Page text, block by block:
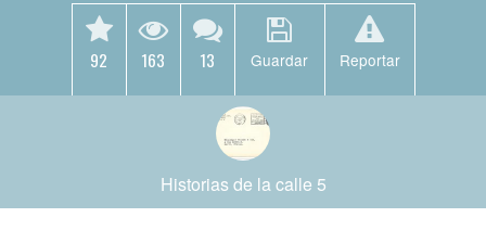
92 163 13 Guardar Reportar
Historias de la calle 5